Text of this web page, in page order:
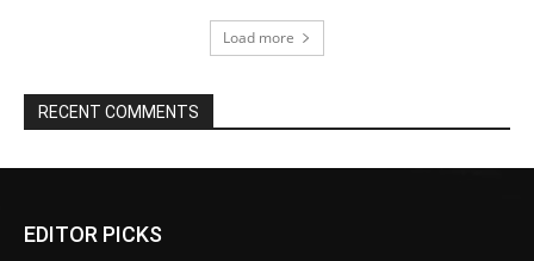
Load more
RECENT COMMENTS
EDITOR PICKS